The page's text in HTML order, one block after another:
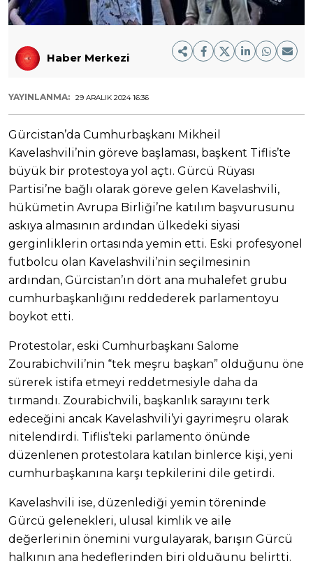
Haber Merkezi
YAYINLANMA: 29 ARALIK 2024 16:36
Gürcistan’da Cumhurbaşkanı Mikheil
Kavelashvili’nin göreve başlaması, başkent Tiflis’te
büyük bir protestoya yol açtı. Gürcü Rüyası
Partisi’ne bağlı olarak göreve gelen Kavelashvili,
hükümetin Avrupa Birliği’ne katılım başvurusunu
askıya almasının ardından ülkedeki siyasi
gerginliklerin ortasında yemin etti. Eski profesyonel
futbolcu olan Kavelashvili’nin seçilmesinin
ardından, Gürcistan’ın dört ana muhalefet grubu
cumhurbaşkanlığını reddederek parlamentoyu
boykot etti.
Protestolar, eski Cumhurbaşkanı Salome
Zourabichvili’nin “tek meşru başkan” olduğunu öne
sürerek istifa etmeyi reddetmesiyle daha da
tırmandı. Zourabichvili, başkanlık sarayını terk
edeceğini ancak Kavelashvili’yi gayrimeşru olarak
nitelendirdi. Tiflis’teki parlamento önünde
düzenlenen protestolara katılan binlerce kişi, yeni
cumhurbaşkanına karşı tepkilerini dile getirdi.
Kavelashvili ise, düzenlediği yemin töreninde
Gürcü gelenekleri, ulusal kimlik ve aile
değerlerinin önemini vurgulayarak, barışın Gürcü
halkının ana hedeflerinden biri olduğunu belirtti.